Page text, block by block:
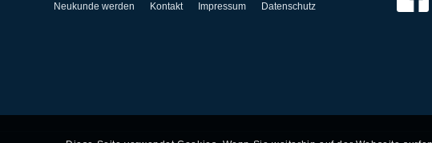
Neukunde werden Kontakt Impressum Datenschutz